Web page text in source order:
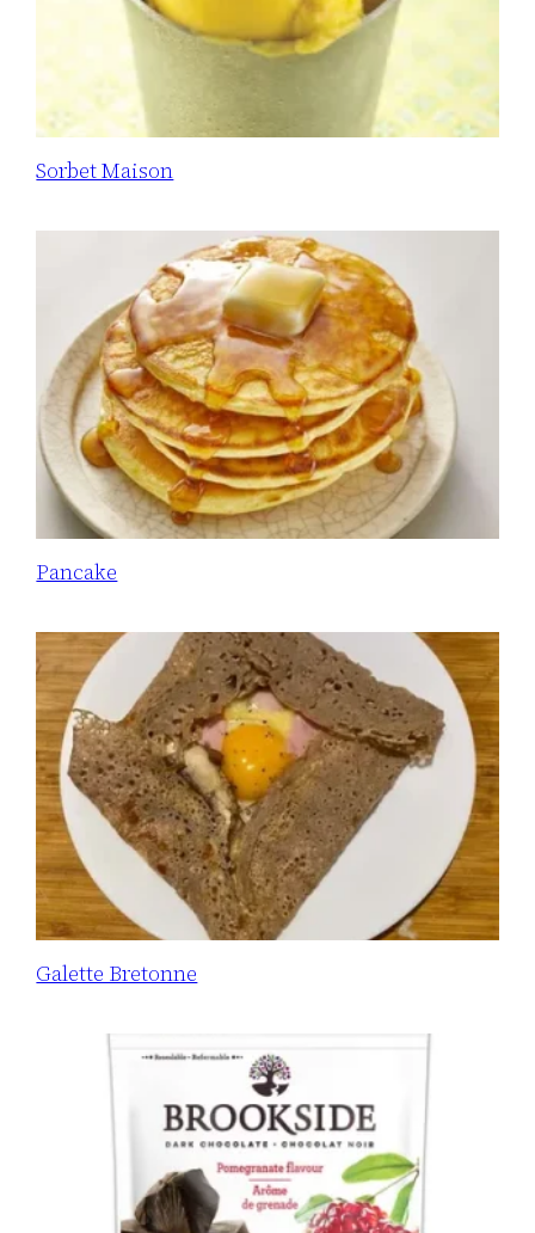
Sorbet Maison
Pancake
Galette Bretonne